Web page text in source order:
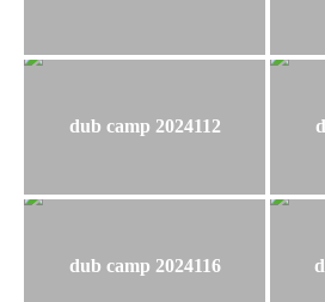
dub camp 2024112
dub camp 2024116